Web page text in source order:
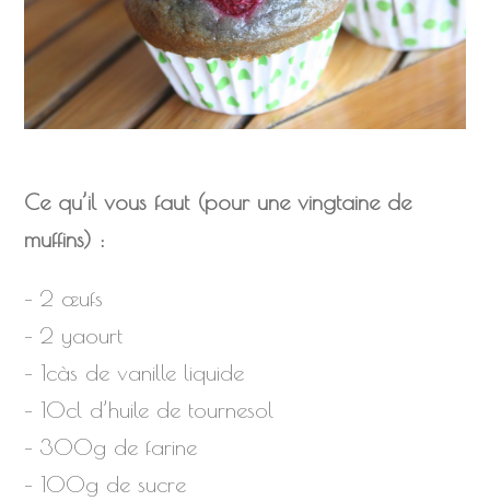
Ce qu’il vous faut (pour une vingtaine de
muffins) :
– 2 œufs
– 2 yaourt
– 1càs de vanille liquide
– 10cl d’huile de tournesol
– 300g de farine
– 100g de sucre